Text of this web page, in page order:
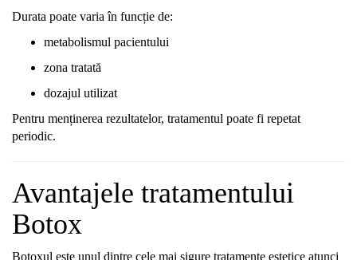
Durata poate variaîn funcție de:
metabolismul pacientului
zona tratată
dozajul utilizat
Pentru menținerea rezultatelor, tratamentul poate fi repetat
periodic.
Avantajele tratamentului
Botox
Botoxul este unul dintre cele mai sigure tratamente estetice atunci